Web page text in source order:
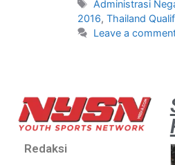
Administrasi
2016, Thailand
Leave a
Redaksi